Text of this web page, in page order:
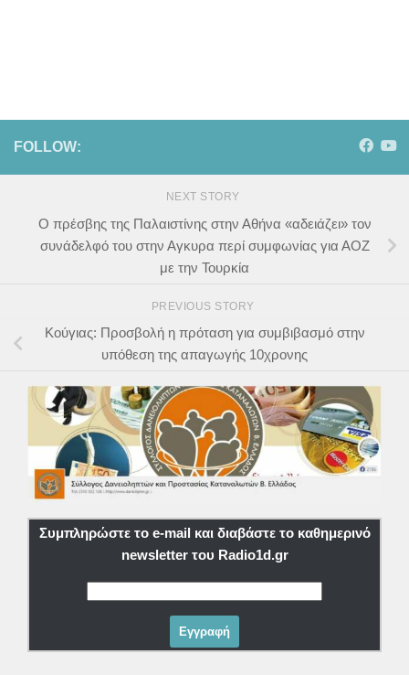
FOLLOW:
NEXT STORY
Ο πρέσβης της Παλαιστίνης στην Αθήνα «αδειάζει» τον
συνάδελφό του στην Αγκυρα περί συμφωνίας για ΑΟΖ
με την Τουρκία
PREVIOUS STORY
Κούγιας: Προσβολή η πρόταση για συμβιβασμό στην
υπόθεση της απαγωγής 10χρονης
Συμπληρώστε το e-mail και διαβάστε το καθημερινό
newsletter του Radio1d.gr